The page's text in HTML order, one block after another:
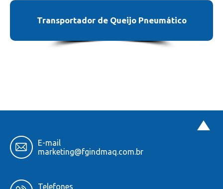
Transportador de Queijo Pneumático
E-mail
marketing@fgindmaq.com.br
Telefones